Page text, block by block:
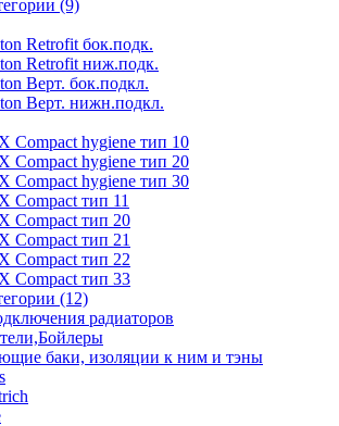
(9)
Retrofit бок.подк.
Retrofit ниж.подк.
Верт. бок.подкл.
Верт. нижн.подкл.
Compact hygiene тип 10
Compact hygiene тип 20
Compact hygiene тип 30
Compact тип 11
Compact тип 20
Compact тип 21
Compact тип 22
Compact тип 33
(12)
радиаторов
баки, изоляции к ним и тэны